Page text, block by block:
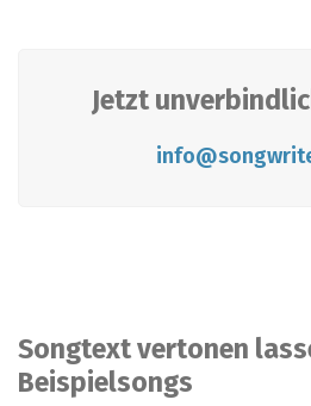
Jetzt
Songtext vertonen
Beispielsongs